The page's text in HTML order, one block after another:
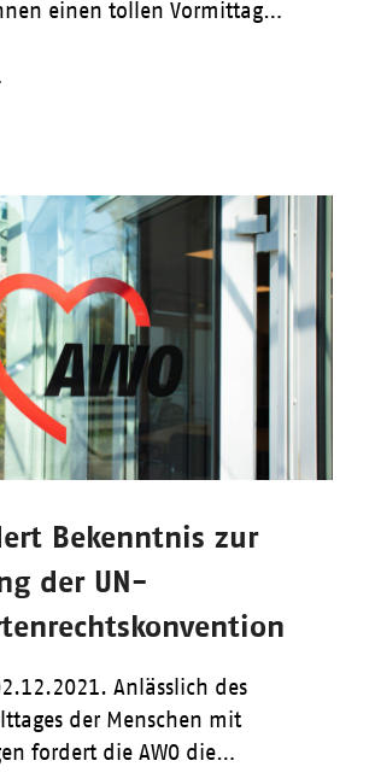
einen tollen Vormittag…
Bekenntnis zur
der UN-
Anlässlich des
der Menschen mit
fordert die AWO die…